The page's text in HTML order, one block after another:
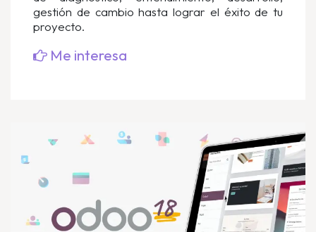
gestión de cambio hasta lograr el éxito de tu
proyecto.
Me interesa